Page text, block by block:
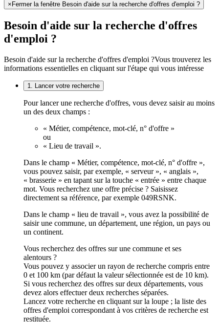
× Fermer la fenêtre Besoin d'aide sur la recherche d'offres d'emploi ?
Besoin d'aide sur la recherche d'offres
d'emploi ?
Besoin d'aide sur la recherche d'offres d'emploi ?Vous trouverez les
informations essentielles en cliquant sur l'étape qui vous intéresse
1. Lancer votre recherche
Pour lancer une recherche d'offres, vous devez saisir au moins
un des deux champs :
« Métier, compétence, mot-clé, n° d'offre »
ou
« Lieu de travail ».
Dans le champ « Métier, compétence, mot-clé, n° d'offre »,
vous pouvez saisir, par exemple, « serveur », « anglais »,
« brasserie » en tapant sur la touche « entrée » entre chaque
mot. Vous recherchez une offre précise ? Saisissez
directement sa référence, par exemple 049RSNK.
Dans le champ « lieu de travail », vous avez la possibilité de
saisir une commune, un département, une région, un pays ou
un continent.
Vous recherchez des offres sur une commune et ses
alentours ?
Vous pouvez y associer un rayon de recherche compris entre
0 et 100 km (par défaut la valeur sélectionnée est de 10 km).
Si vous recherchez des offres sur deux départements, vous
devez alors effectuer deux recherches séparées.
Lancez votre recherche en cliquant sur la loupe ; la liste des
offres d'emploi correspondant à vos critères de recherche est
restituée.